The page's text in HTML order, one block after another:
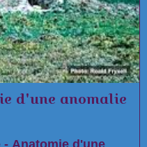
d'une anomalie
- Anatomie d'une